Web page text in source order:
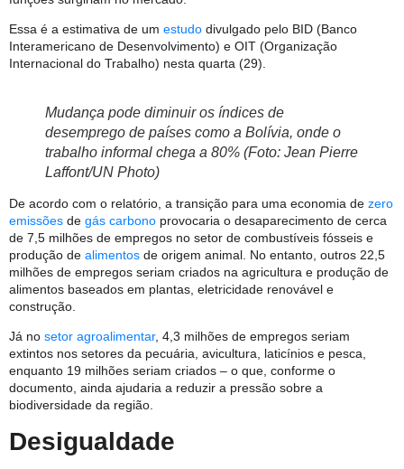
Essa é a estimativa de um estudo divulgado pelo BID (Banco
Interamericano de Desenvolvimento) e OIT (Organização
Internacional do Trabalho) nesta quarta (29).
Mudança pode diminuir os índices de
desemprego de países como a Bolívia, onde o
trabalho informal chega a 80% (Foto: Jean Pierre
Laffont/UN Photo)
De acordo com o relatório, a transição para uma economia de zero
emissões de gás carbono provocaria o desaparecimento de cerca
de 7,5 milhões de empregos no setor de combustíveis fósseis e
produção de alimentos de origem animal. No entanto, outros 22,5
milhões de empregos seriam criados na agricultura e produção de
alimentos baseados em plantas, eletricidade renovável e
construção.
Já no setor agroalimentar, 4,3 milhões de empregos seriam
extintos nos setores da pecuária, avicultura, laticínios e pesca,
enquanto 19 milhões seriam criados – o que, conforme o
documento, ainda ajudaria a reduzir a pressão sobre a
biodiversidade da região.
Desigualdade